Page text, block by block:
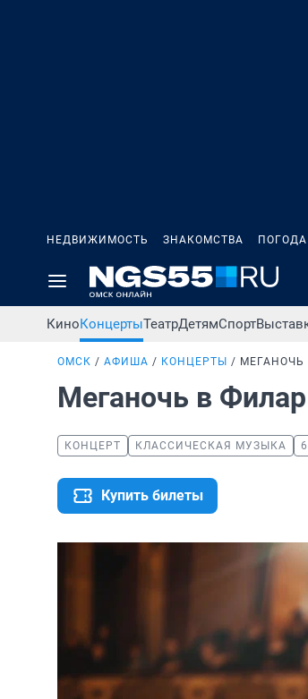
НЕДВИЖИМОСТЬ ЗНАКОМСТВА ПОГОДА
КиноКонцертыТеатрДетямСпорт
ОМСК АФИША КОНЦЕРТЫ
Меганочь в
КОНЦЕРТ КЛАССИЧЕСКАЯ МУЗЫКА
Купить билеты